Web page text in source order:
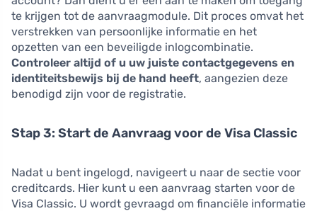
te krijgen tot de aanvraagmodule. Dit proces omvat het
verstrekken van persoonlijke informatie en het
opzetten van een beveiligde inlogcombinatie.
Controleer altijd of u uw juiste contactgegevens en
identiteitsbewijs bij de hand heeft, aangezien deze
benodigd zijn voor de registratie.
Stap 3: Start de Aanvraag voor de Visa Classic
Nadat u bent ingelogd, navigeert u naar de sectie voor
creditcards. Hier kunt u een aanvraag starten voor de
Visa Classic. U wordt gevraagd om financiële informatie